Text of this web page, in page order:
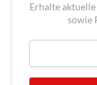
Erhalte
sowie